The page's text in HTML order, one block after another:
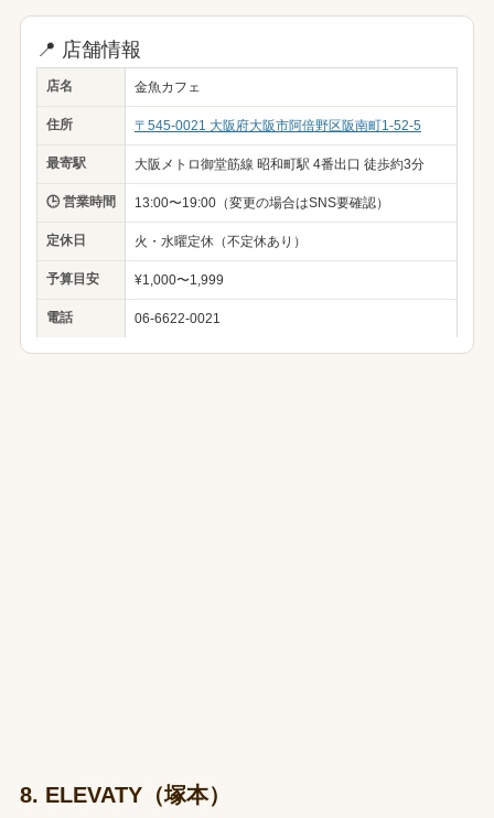
📍 店舗情報
店名 金魚カフェ
住所 〒545-0021 大阪府大阪市阿倍野区阪南町1-52-5
最寄駅 大阪メトロ御堂筋線 昭和町駅 4番出口 徒歩約3分
🕒 営業時間 13:00〜19:00（変更の場合はSNS要確認）
定休日 火・水曜定休（不定休あり）
予算目安 ¥1,000〜1,999
電話 06-6622-0021
8. ELEVATY（塚本）